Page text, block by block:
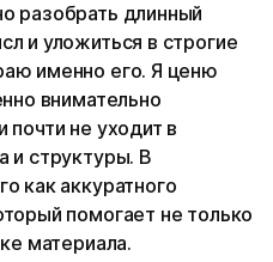
разобрать длинный
и уложиться в строгие
именно его. Я ценю
внимательно
почти не уходит в
и структуры. В
как аккуратного
помогает не только
материала.